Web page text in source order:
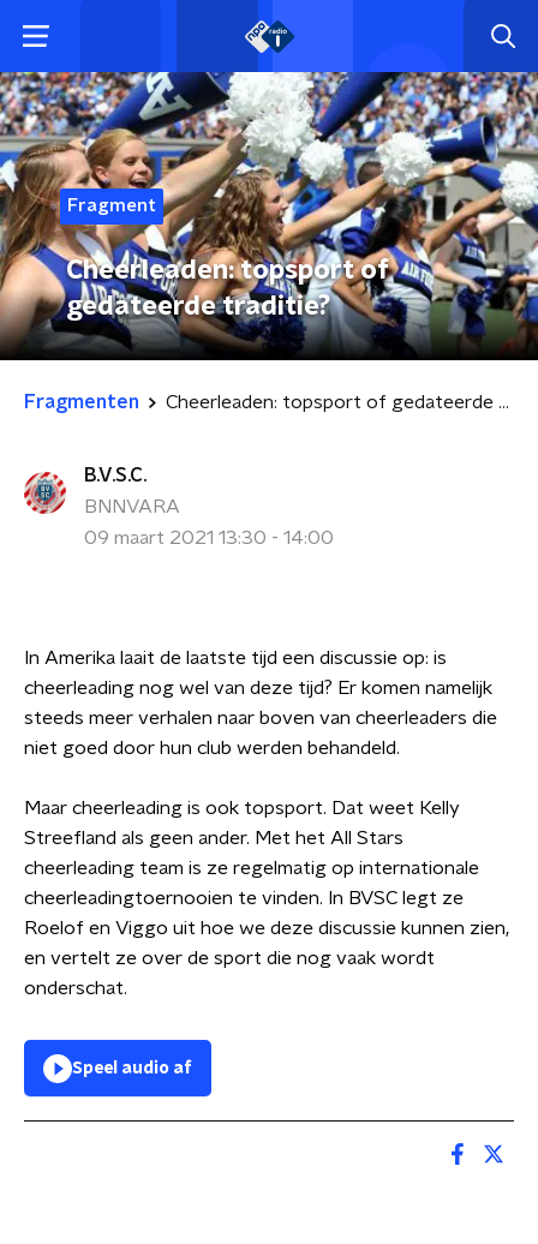
Fragment
Cheerleaden: topsport of
gedateerde traditie?
Fragmenten Cheerleaden: topsport of gedateerde traditie?
B.V.S.C.
BNNVARA
09 maart 2021 13:30 - 14:00
In Amerika laait de laatste tijd een discussie op: is
cheerleading nog wel van deze tijd? Er komen namelijk
steeds meer verhalen naar boven van cheerleaders die
niet goed door hun club werden behandeld.
Maar cheerleading is ook topsport. Dat weet Kelly
Streefland als geen ander. Met het All Stars
cheerleading team is ze regelmatig op internationale
cheerleadingtoernooien te vinden. In BVSC legt ze
Roelof en Viggo uit hoe we deze discussie kunnen zien,
en vertelt ze over de sport die nog vaak wordt
onderschat.
Speel audio af